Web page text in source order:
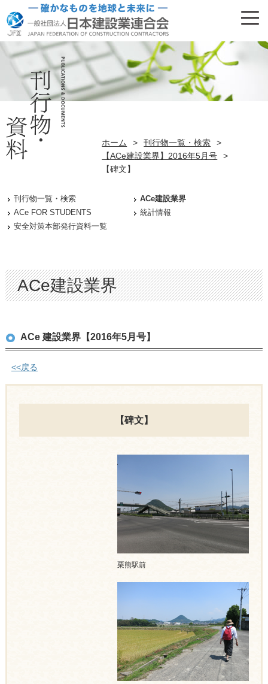
ホーム > 刊行物一覧・検索
>
【ACe建設業界】2016年5月号
>
【碑文】
ACe建設業界
ACe 建設業界【2016年5月号】
<<戻る
【碑文】
栗熊駅前
刊行物一覧・検索
ACe建設業界
ACe FOR STUDENTS
統計情報
安全対策本部発行資料一覧